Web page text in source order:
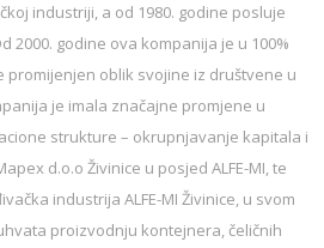
industriji, a od 1980. godine posluje
2000. godine ova kompanija je u 100%
promijenjen oblik svojine iz društvene u
je imala značajne promjene u
strukture – okrupnjavanje kapitala i
d.o.o Živinice u posjed ALFE-MI, te
industrija ALFE-MI Živinice, u svom
proizvodnju kontejnera, čeličnih